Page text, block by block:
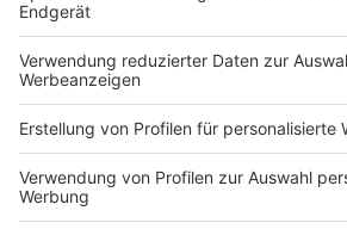
Kartoffelpüree und Krautsalat je
fertigstellen.
Anzeige
Das ist der Kitchen Club by
Anzeige